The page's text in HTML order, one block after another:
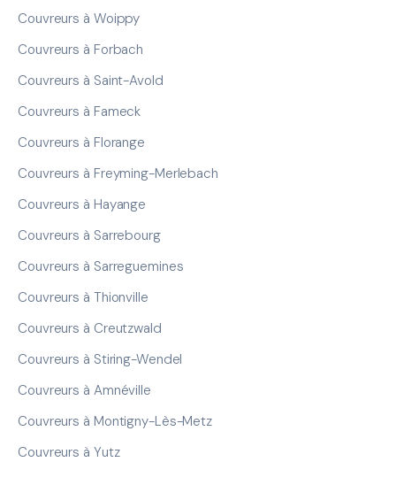
Couvreurs à Woippy
Couvreurs à Forbach
Couvreurs à Saint-Avold
Couvreurs à Fameck
Couvreurs à Florange
Couvreurs à Freyming-Merlebach
Couvreurs à Hayange
Couvreurs à Sarrebourg
Couvreurs à Sarreguemines
Couvreurs à Thionville
Couvreurs à Creutzwald
Couvreurs à Stiring-Wendel
Couvreurs à Amnéville
Couvreurs à Montigny-Lès-Metz
Couvreurs à Yutz